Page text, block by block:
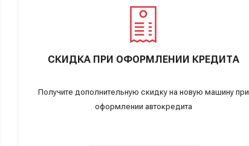
СКИДКА ПРИ ОФОРМЛЕНИИ КРЕДИТА
Получите дополнительную скидку на новую машину при
оформлении автокредита